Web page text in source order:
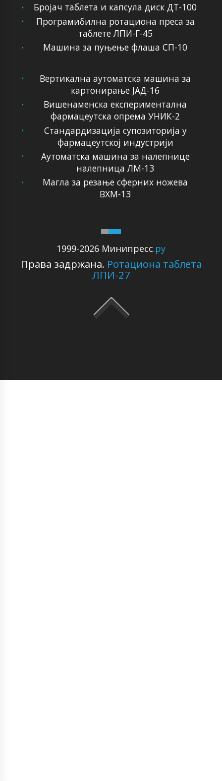
Бројач таблета и капсула диск ДТ-100
Програмибилна ротациона преса за
таблете ЛПИ-Г-45
Машина за пуњење флаша СП-10
1999-2026 Минипресс.ру
Права задржана. Ротациона таблета
ЛПИ-27
Вертикална аутоматска машина за
картонирање ЈАД-16
Вишенаменска експериментална
фармацеутска опрема УНИК-2
Стандардизација супозиторија у
фармацеутској индустрији
Аутоматска машина за налепнице
налепница ЛМ-13
Магла за резање сферних ножева
ВХМ-13